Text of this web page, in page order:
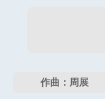
作曲：周展